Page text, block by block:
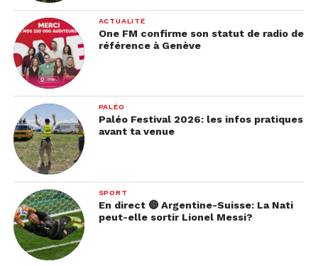
ACTUALITÉ
One FM confirme son statut de radio de
référence à Genève
PALÉO
Paléo Festival 2026: les infos pratiques
avant ta venue
SPORT
En direct 🔴 Argentine-Suisse: La Nati
peut-elle sortir Lionel Messi?